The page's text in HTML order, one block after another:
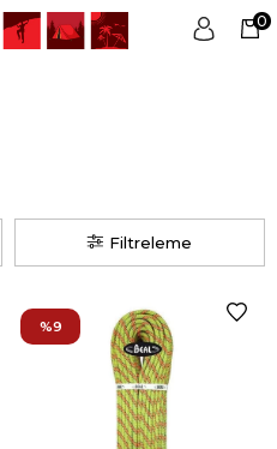
0
Filtreleme
%9